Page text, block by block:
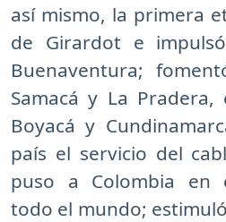
así mismo, la primera
de Girardot e
Buenaventura;
Samacá y La
Boyacá y
país el servicio del
puso a Colombia en
todo el mundo;